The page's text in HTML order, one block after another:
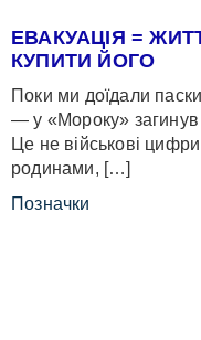
ЕВАКУАЦІЯ =
КУПИТИ ЙОГО
Поки ми доїдали
— у «Мороку» загинув
Це не військові
родинами, […]
Позначки